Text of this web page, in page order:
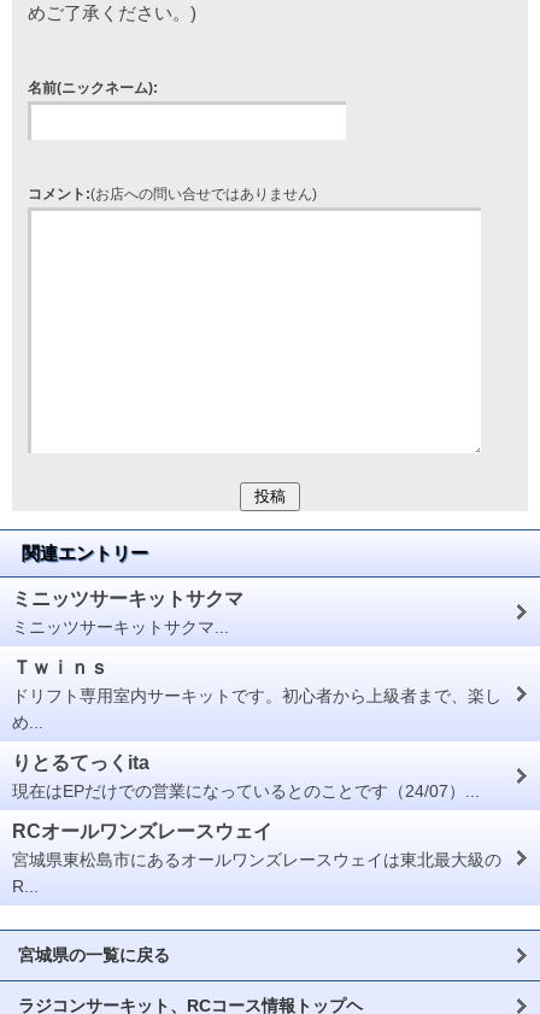
めご了承ください。)
名前(ニックネーム):
コメント:(お店への問い合せではありません)
関連エントリー
ミニッツサーキットサクマ
ミニッツサーキットサクマ...
Ｔｗｉｎｓ
ドリフト専用室内サーキットです。初心者から上級者まで、楽し
め...
りとるてっくita
現在はEPだけでの営業になっているとのことです（24/07）...
RCオールワンズレースウェイ
宮城県東松島市にあるオールワンズレースウェイは東北最大級の
R...
宮城県の一覧に戻る
ラジコンサーキット、RCコース情報トップヘ